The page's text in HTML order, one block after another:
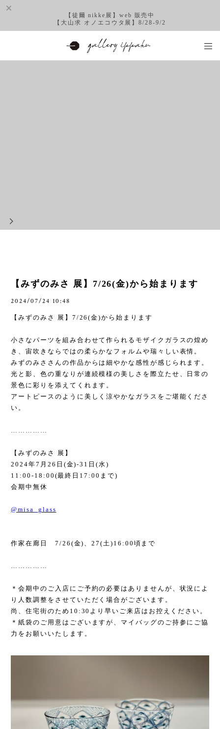
【徒爾 nikke展】web 販売中
【大山求 オノエコウタ展】8/28-9/2
【みずのみさ 展】7/26(金)から始まります
2024/07/24 10:48
【みずのみさ 展】 7/26(金)から始まります
小さなパーツを組み合わせて作られるモザイクガラスの煌め
き、宙吹きならではの柔らかなフォルムや瑞々しい表情。
みずのみささんの作品からは細やかな感性が感じられます。
光と影、色の重なりが連続模様の美しさを際立たせ、日常の
景色に彩りを添えてくれます。
アートピースのように美しく涼やかなガラスをご堪能くださ
い。
……………
【みずのみさ 展】
2024年7 月 26 日 (金)-31 日(水)
11:00-18:00(最終日 17:00 まで)
会期中無休
@misa_glass
作家在廊日 7/26(金) 、27(土)16:00 頃まで
……………
＊会期中のご入店にご予約の必要はありませんが、状況によ
り人数調整をさせていただく場合がございます。
尚、住宅街のため 10:30 より早いご来店はお控えください。
＊紙袋のご用意はございますが、マイバッグのご持参にご協
力をお願いいたします。